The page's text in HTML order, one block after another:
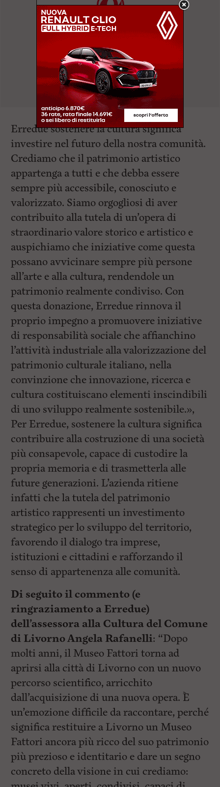
Erredue sostenere la cultura significa
investire nel futuro della nostra comunità.
Crediamo che il patrimonio artistico
appartenga a tutti e che debba essere
sempre più accessibile, conosciuto e
valorizzato. Siamo orgogliosi di aver
contribuito alla tutela di un’opera di
straordinario valore storico e artistico e
auspichiamo che iniziative come questa
possano avvicinare sempre più persone
all’arte e alla cultura, rendendole un
patrimonio realmente condiviso. Con
questa donazione, Erredue rinnova il
proprio impegno a promuovere iniziative
di responsabilità sociale che affianchino
l’attività industriale alla valorizzazione del
patrimonio culturale italiano, nella
convinzione che innovazione, ricerca e
cultura costituiscano elementi inscindibili
di uno sviluppo realmente sostenibile.»,
Per Erredue, sostenere la cultura significa
contribuire alla costruzione di una società
più consapevole, capace di custodire la
propria memoria e di trasmetterla alle
future generazioni. L’azienda ritiene
infatti che la tutela del patrimonio
artistico rappresenti un investimento
strategico per lo sviluppo del territorio,
favorendo il dialogo tra imprese,
istituzioni e cittadini e rafforzando il
senso di appartenenza alle comunità.
Di seguito il commento (e
ringraziamento a Erredue)
dell’assessora alla Cultura del Comune
di Livorno Angela Rafanelli: “Dopo
molti anni, il Museo Fattori torna ad
aprirsi alla città di Livorno con un nuovo
percorso scientifico, arricchito
dall’acquisizione di una nuova opera. È
un’emozione difficile da raccontare, perché
significa restituire a Livorno un Museo
Fattori ancora più ricco del suo patrimonio
più prezioso e identitario e dare un segno
concreto della visione in cui crediamo: